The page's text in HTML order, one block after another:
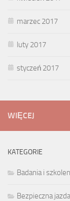
marzec 2017
luty 2017
styczeń 2017
WIĘCEJ
KATEGORIE
Badania i
Bezpieczna